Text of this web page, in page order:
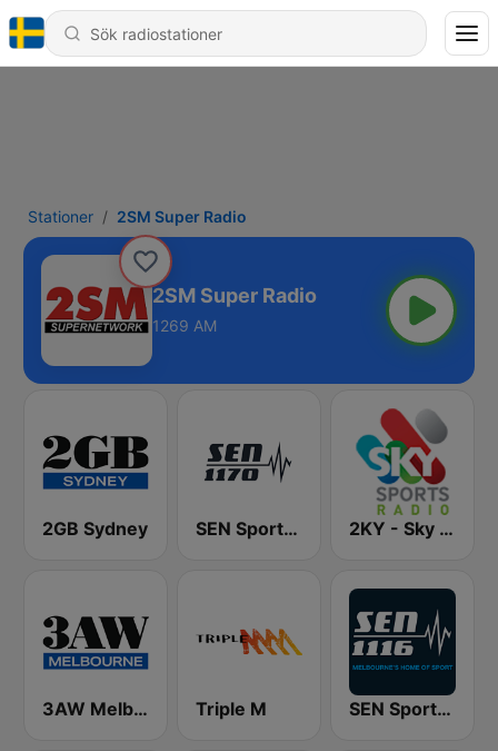
Stationer 2SM Super Radio
2SM Super Radio
1269 AM
2GB Sydney SEN Sports 1170 Sydney 2KY - Sky Sports Radio
3AW Melbourne Triple M SEN Sports 1116 AM